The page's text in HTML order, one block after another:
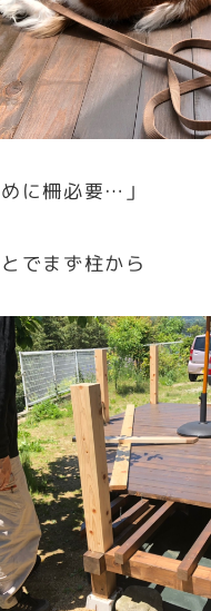
に柵必要…」
でまず柱から